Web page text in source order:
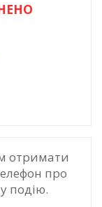
отримати
про
подію.